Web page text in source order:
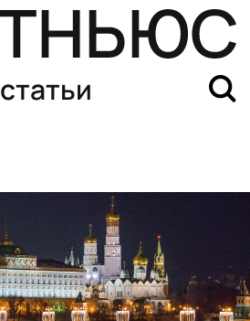
статьи